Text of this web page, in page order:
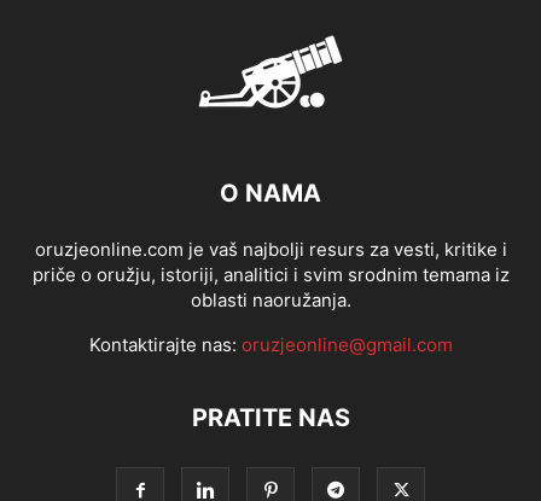
O NAMA
oruzjeonline.com je vaš najbolji resurs za vesti, kritike i
priče o oružju, istoriji, analitici i svim srodnim temama iz
oblasti naoružanja.
Kontaktirajte nas: oruzjeonline@gmail.com
PRATITE NAS